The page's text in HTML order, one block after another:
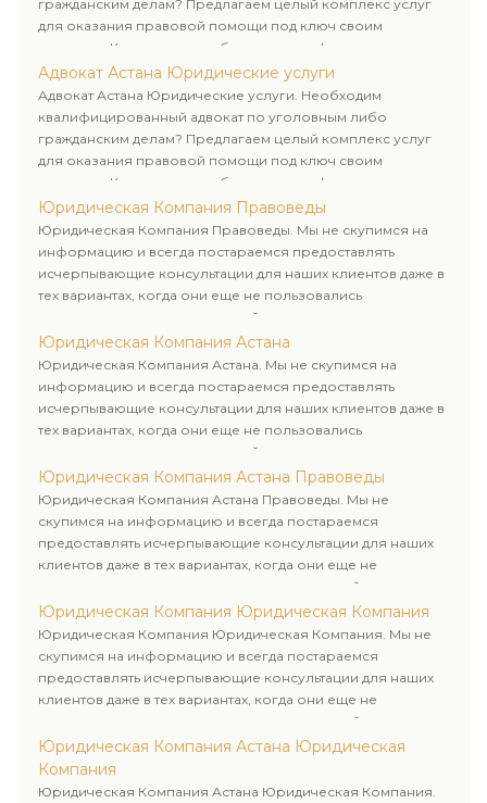
гражданским делам? Предлагаем целый комплекс услуг
для оказания правовой помощи под ключ своим
клиентам. Комплексное обслуживание физических и
юридических лиц. Индивидуальный подход к каждому
клиенту.
Адвокат Астана Юридические услуги
Адвокат Астана Юридические услуги. Необходим
квалифицированный адвокат по уголовным либо
гражданским делам? Предлагаем целый комплекс услуг
для оказания правовой помощи под ключ своим
клиентам. Комплексное обслуживание физических и
юридических лиц. Индивидуальный подход к каждому
клиенту.
Юридическая Компания Правоведы
Юридическая Компания Правоведы. Мы не скупимся на
информацию и всегда постараемся предоставлять
исчерпывающие консультации для наших клиентов даже в
тех вариантах, когда они еще не пользовались
юридическими услугами нашей компании.
Юридическая Компания Астана
Юридическая Компания Астана. Мы не скупимся на
информацию и всегда постараемся предоставлять
исчерпывающие консультации для наших клиентов даже в
тех вариантах, когда они еще не пользовались
юридическими услугами нашей компании.
Юридическая Компания Астана Правоведы
Юридическая Компания Астана Правоведы. Мы не
скупимся на информацию и всегда постараемся
предоставлять исчерпывающие консультации для наших
клиентов даже в тех вариантах, когда они еще не
пользовались юридическими услугами нашей компании.
Юридическая Компания Юридическая Компания
Юридическая Компания Юридическая Компания. Мы не
скупимся на информацию и всегда постараемся
предоставлять исчерпывающие консультации для наших
клиентов даже в тех вариантах, когда они еще не
пользовались юридическими услугами нашей компании.
Юридическая Компания Астана Юридическая
Компания
Юридическая Компания Астана Юридическая Компания.